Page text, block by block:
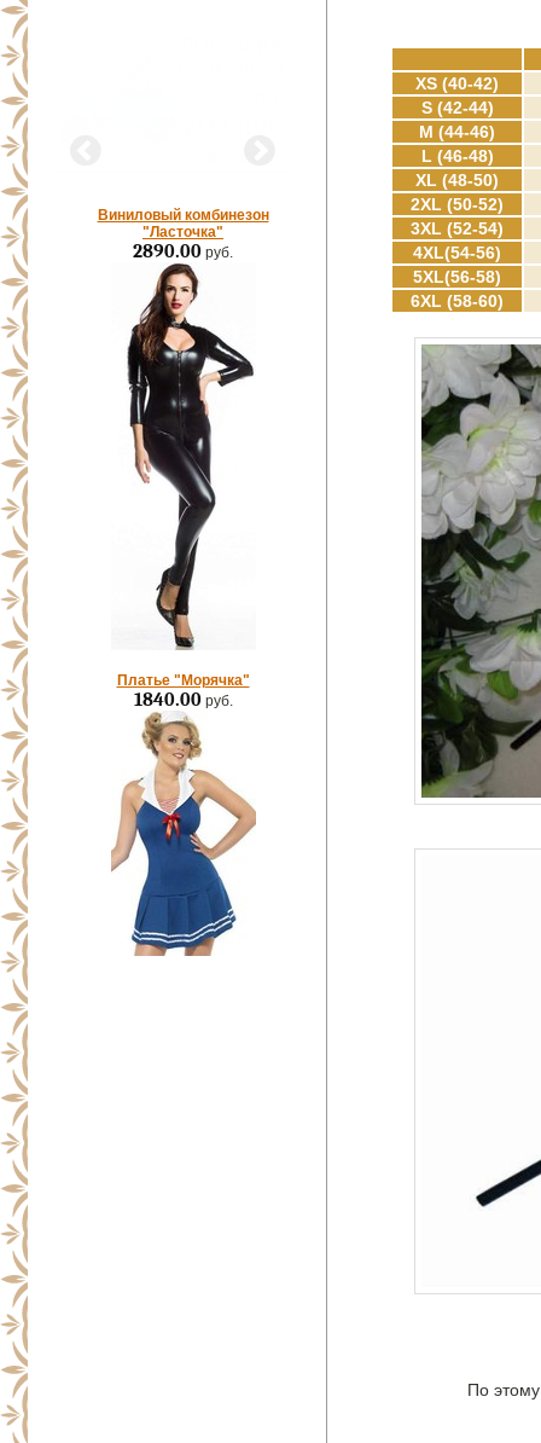
Виниловый комбинезон
"Ласточка"
2890.00 руб.
Платье "Морячка"
1840.00руб.
XS (40-42)
S (42-44)
M (44-46)
L (46-48)
XL (48-50)
2XL (50-52)
3XL (52-54)
4XL(54-56)
5XL(56-58)
6XL (58-60)
По